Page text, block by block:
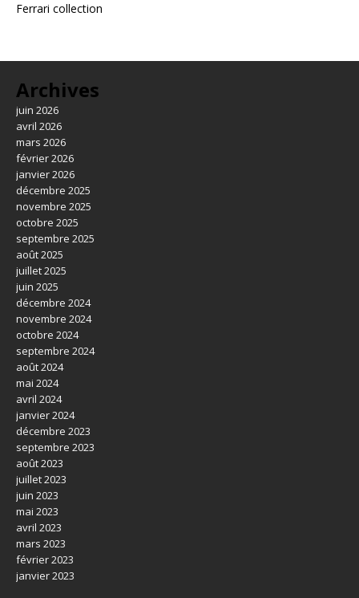
Ferrari collection
Archives
juin 2026
avril 2026
mars 2026
février 2026
janvier 2026
décembre 2025
novembre 2025
octobre 2025
septembre 2025
août 2025
juillet 2025
juin 2025
décembre 2024
novembre 2024
octobre 2024
septembre 2024
août 2024
mai 2024
avril 2024
janvier 2024
décembre 2023
septembre 2023
août 2023
juillet 2023
juin 2023
mai 2023
avril 2023
mars 2023
février 2023
janvier 2023